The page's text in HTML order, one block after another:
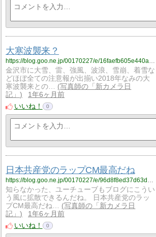
大寒波襲来？
https://blog.goo.ne.jp/00170227/e/16faefb605e440a86b5e958e896c501d?fm=rss
金沢市に大雪、雷、強風、波浪、雪崩、着雪な
どほぼ全ての注意報が出揃い2018年なみの大
寒波襲来との…
写真師の「新カメラ日
記」
1年6ヶ月前
いいね！
0
日本共産党のラップCM最高だね
https://blog.goo.ne.jp/00170227/e/96d8f8ed37d63d029734299dc09bb379?fm=rss
知らなかった、ユーチューブもブログにこうい
う風に拡散できるんだね。 日本共産党のラッ
プCM最高だね…
写真師の「新カメラ日
記」
1年6ヶ月前
いいね！
0